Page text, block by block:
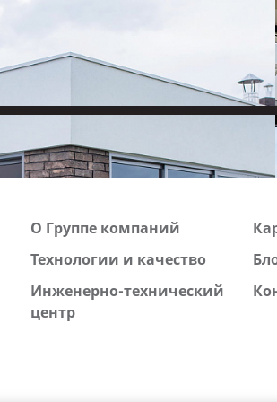
О Группе компаний
Технологии и качество
Инженерно-технический
центр